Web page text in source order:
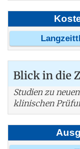
Blick in die
Studien zu
klinischen